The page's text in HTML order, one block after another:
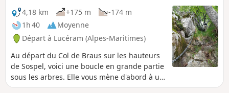
4,18 km
+175 m
-174 m
1h 40
Moyenne
Départ à Lucéram (Alpes-Maritimes)
Au départ du Col de Braus sur les hauteurs
de Sospel, voici une boucle en grande partie
sous les arbres. Elle vous mène d'abord à un
point de vue au niveau de la Cime de